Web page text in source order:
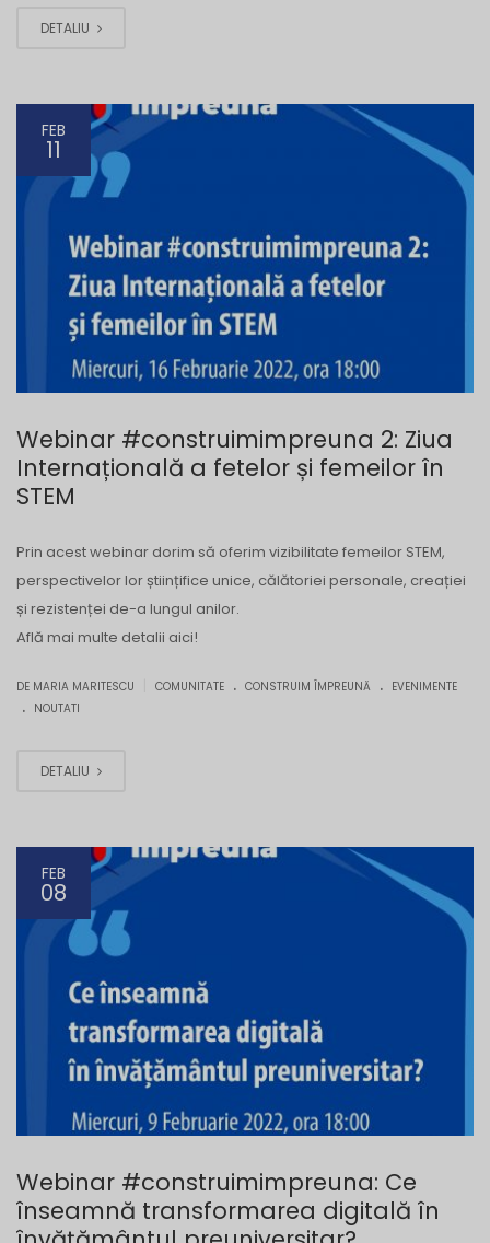
DETALIU
FEB
11
Webinar #construimimpreuna 2: Ziua
Internațională a fetelor și femeilor în
STEM
Prin acest webinar dorim să oferim vizibilitate femeilor STEM,
perspectivelor lor științifice unice, călătoriei personale, creației
și rezistenței de-a lungul anilor.
Află mai multe detalii aici!
DE MARIA MARITESCU COMUNITATE . CONSTRUIM ÎMPREUNĂ . EVENIMENTE
. NOUTATI
DETALIU
FEB
08
Webinar #construimimpreuna: Ce
înseamnă transformarea digitală în